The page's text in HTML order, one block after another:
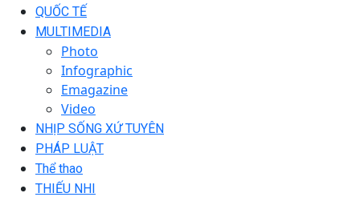
QUỐC TẾ
MULTIMEDIA
Photo
Infographic
Emagazine
Video
NHỊP SỐNG XỨ TUYÊN
PHÁP LUẬT
Thể thao
THIẾU NHI